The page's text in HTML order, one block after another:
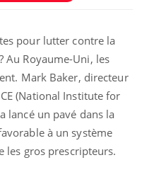
pour lutter contre la
Au Royaume-Uni, les
Mark Baker, directeur
(National Institute for
lancé un pavé dans la
à un système
les gros prescripteurs.